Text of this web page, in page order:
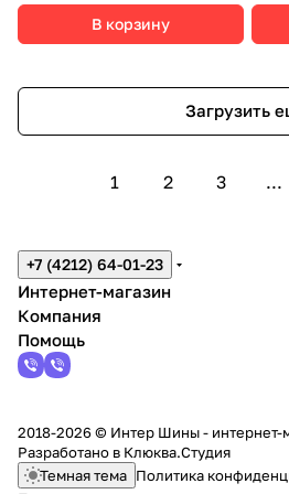
В корзину
Загрузить
1 2 3 ...
+7 (4212) 64-01-23
Интернет-магазин
Компания
Помощь
2018-2026 © Интер Шины - интернет-
Разработано в Клюква.Студия
Темная тема Политика